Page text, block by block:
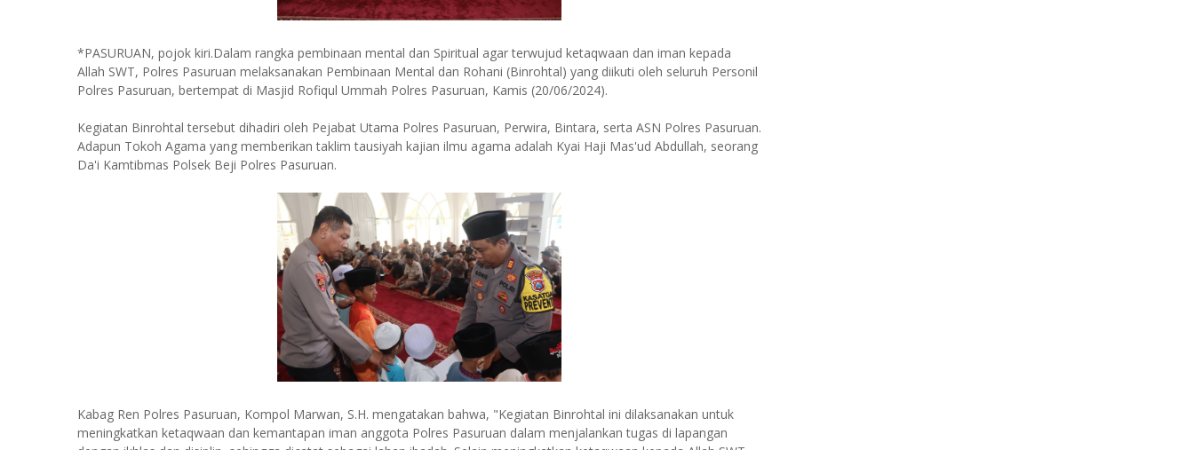
*PASURUAN, pojok kiri.Dalam rangka pembinaan mental dan Spiritual agar terwujud ketaqwaan dan iman kepada
Allah SWT, Polres Pasuruan melaksanakan Pembinaan Mental dan Rohani (Binrohtal) yang diikuti oleh seluruh Personil
Polres Pasuruan, bertempat di Masjid Rofiqul Ummah Polres Pasuruan, Kamis (20/06/2024).
Kegiatan Binrohtal tersebut dihadiri oleh Pejabat Utama Polres Pasuruan, Perwira, Bintara, serta ASN Polres Pasuruan.
Adapun Tokoh Agama yang memberikan taklim tausiyah kajian ilmu agama adalah Kyai Haji Mas'ud Abdullah, seorang
Da'i Kamtibmas Polsek Beji Polres Pasuruan.
Kabag Ren Polres Pasuruan, Kompol Marwan, S.H. mengatakan bahwa, "Kegiatan Binrohtal ini dilaksanakan untuk
meningkatkan ketaqwaan dan kemantapan iman anggota Polres Pasuruan dalam menjalankan tugas di lapangan